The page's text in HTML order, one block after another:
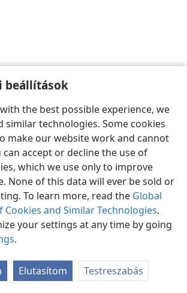
beállítások
the best possible experience, we
similar technologies. Some cookies
make our website work and cannot
can accept or decline the use of
which we use only to improve
None of this data will ever be sold or
To learn more, read the Global
Cookies and Similar Technologies.
your settings at any time by going
.
Elutasítom Testreszabás
Magyar Beállítások
Tower Bible and Tract Society of Pennsylvania
Bizalmas információra vonatkozó szabályok
beállítások
JW.ORG Bejelentkezés